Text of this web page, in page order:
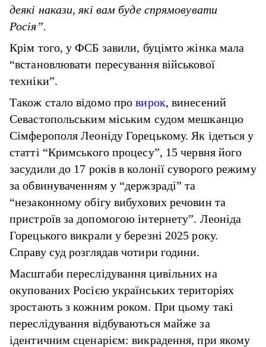
деякі накази, які вам буде спрямовувати
Росія”.
Крім того, у ФСБ завили, буцімто жінка мала
“встановлювати пересування військової
техніки”.
Також стало відомо провирок, винесений
Севастопольським міським судом мешканцю
Сімферополя Леоніду Горецькому. Як ідеться у
статті “Кримського процесу”, 15 червня його
засудили до 17 років в колонії суворого режиму
за обвинуваченням у “держзраді” та
“незаконному обігу вибухових речовин та
пристроїв за допомогою інтернету”. Леоніда
Горецького викрали у березні 2025 року.
Справу суд розглядав чотири години.
Масштаби переслідування цивільних на
окупованих Росією українських територіях
зростають з кожним роком. При цьому такі
переслідування відбуваються майже за
ідентичним сценарієм: викрадення, при якому